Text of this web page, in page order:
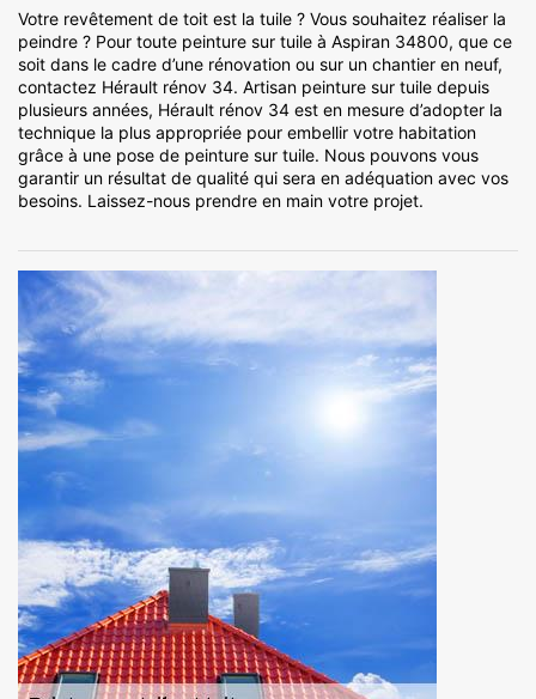
Votre revêtement de toit est la tuile ? Vous souhaitez réaliser la
peindre ? Pour toute peinture sur tuile à Aspiran 34800, que ce
soit dans le cadre d’une rénovation ou sur un chantier en neuf,
contactez Hérault rénov 34. Artisan peinture sur tuile depuis
plusieurs années, Hérault rénov 34 est en mesure d’adopter la
technique la plus appropriée pour embellir votre habitation
grâce à une pose de peinture sur tuile. Nous pouvons vous
garantir un résultat de qualité qui sera en adéquation avec vos
besoins. Laissez-nous prendre en main votre projet.